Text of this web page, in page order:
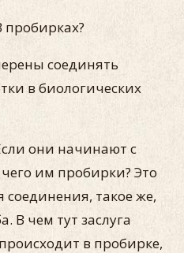
пробирках?
соединять
в биологических
они начинают с
им пробирки? Это
соединения, такое же,
В чем тут заслуга
в пробирке,